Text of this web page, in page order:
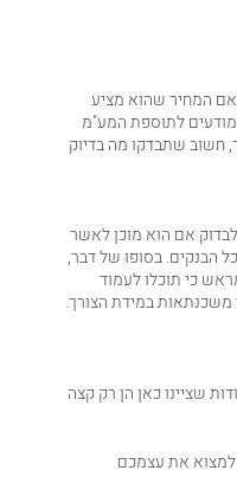
המחיר שהוא מציע
מודעים לתוספת המע"מ
מעבר לכך, חשוב שתבדקו מה בדיוק
אם הוא מוכן לאשר
הבנקים. בסופו של דבר,
כי תוכלו לעמוד
משכנתאות במידת הצורך.
שציינו כאן הן רק קצה
למצוא את עצמכם